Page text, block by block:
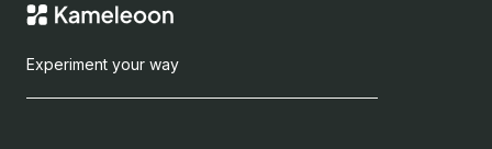
Experiment your way